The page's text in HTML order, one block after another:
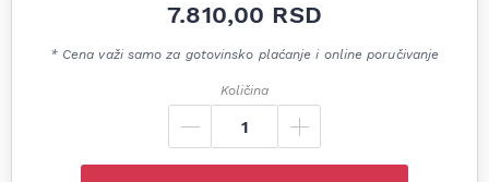
7.810,00 RSD
* Cena važi samo za gotovinsko plaćanje i online poručivanje
Količina